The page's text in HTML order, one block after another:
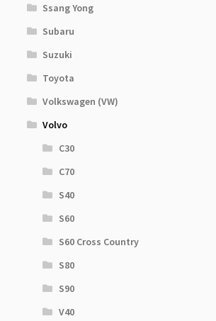
Ssang Yong
Subaru
Suzuki
Toyota
Volkswagen (VW)
Volvo
C30
C70
S40
S60
S60 Cross Country
S80
S90
V40